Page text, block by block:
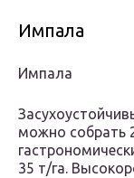
Импала
Импала
можно собрать
35 т/га.